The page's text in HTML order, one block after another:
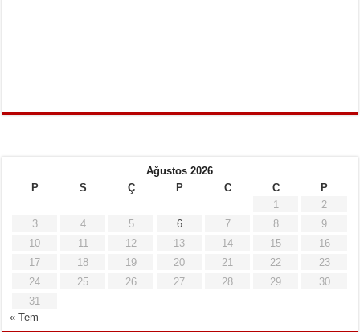
Ağustos 2026
P
S Ç P C C
P
1
2
3
4 5 6 7 8
9
10
11 12 13 14 15
16
17
18 19 20 21 22
23
24
25 26 27 28 29
30
31
« Tem